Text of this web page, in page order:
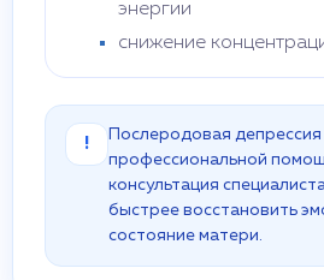
энергии
снижение
!
Послеродовая
профессиональной
консультация
быстрее восстановить
состояние матери.